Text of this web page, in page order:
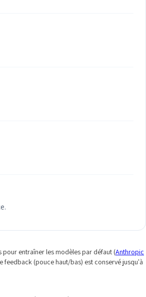
pour entraîner les modèles par défaut (Anthropic
feedback (pouce haut/bas) est conservé jusqu'à